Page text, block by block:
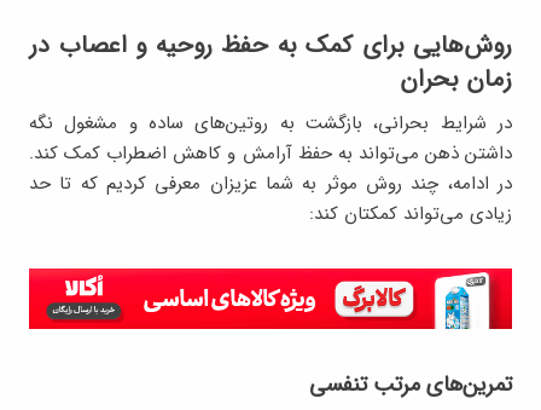
روش‌هایی برای کمک به حفظ روحیه و اعصاب در
زمان بحران
در شرایط بحرانی، بازگشت به روتین‌های ساده و مشغول نگه
‌داشتن ذهن می‌تواند به حفظ آرامش و کاهش اضطراب کمک کند.
در ادامه، چند روش موثر به شما عزیزان معرفی کردیم که تا حد
زیادی می‌تواند کمکتان کند:
تمرین‌های مرتب تنفسی